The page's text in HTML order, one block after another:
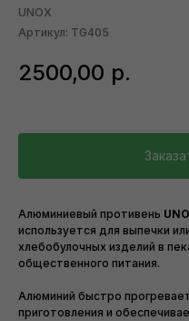
UNOX
Артикул: TG405
2500,00 р.
Алюминиевый противень
используется для выпечки
хлебобулочных изделий в
общественного питания.
Алюминий быстро
приготовления и